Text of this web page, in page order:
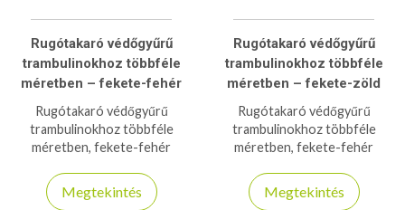
Rugótakaró védőgyűrű
trambulinokhoz többféle
méretben – fekete-fehér
Rugótakaró védőgyűrű
trambulinokhoz többféle
méretben, fekete-fehér
növeli a biztonságot,
időjárásálló, tartós anyagból.
Megtekintés
Rugótakaró védőgyűrű
trambulinokhoz többféle
méretben – fekete-zöld
Rugótakaró védőgyűrű
trambulinokhoz többféle
méretben, fekete-fehér
növeli a biztonságot,
időjárásálló, tartós anyagból.
Megtekintés